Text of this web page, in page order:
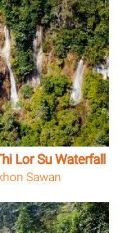
Lor Su Waterfall
Sawan